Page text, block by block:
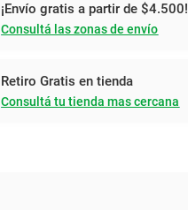
¡Envío gratis a partir de $4.500!
Consultá las zonas de envío
Retiro Gratis en tienda
Consultá tu tienda mas cercana